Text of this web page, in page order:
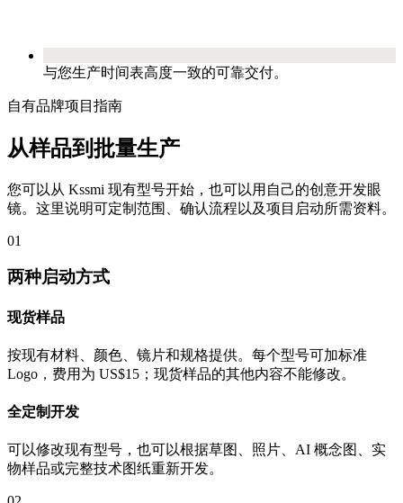
与您生产时间表高度一致的可靠交付。
自有品牌项目指南
从样品到批量生产
您可以从 Kssmi 现有型号开始，也可以用自己的创意开发眼
镜。这里说明可定制范围、确认流程以及项目启动所需资料。
01
两种启动方式
现货样品
按现有材料、颜色、镜片和规格提供。每个型号可加标准
Logo，费用为 US$15；现货样品的其他内容不能修改。
全定制开发
可以修改现有型号，也可以根据草图、照片、AI 概念图、实
物样品或完整技术图纸重新开发。